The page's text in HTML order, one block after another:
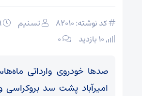
کد نوشته: 82010 تسنیم
۰
صدها خودروی وارداتی
امیرآباد پشت سد بروکراسی